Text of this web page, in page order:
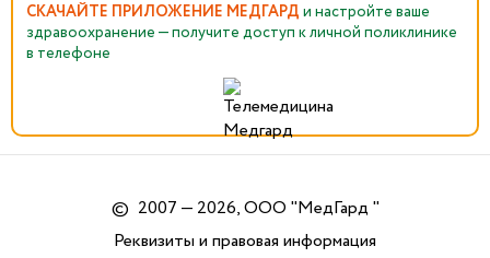
СКАЧАЙТЕ ПРИЛОЖЕНИЕ МЕДГАРД и настройте ваше
здравоохранение — получите доступ к личной поликлинике
в телефоне
© 2007 — 2026, ООО "МедГард "
Реквизиты и правовая информация